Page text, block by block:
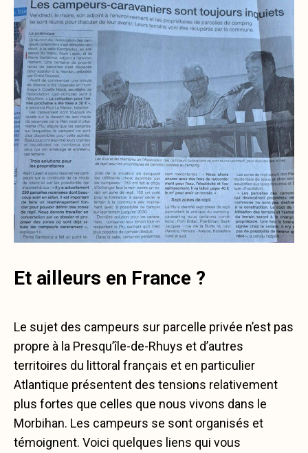
Et ailleurs en France ?
Le sujet des campeurs sur parcelle privée n’est pas
propre à la Presqu’île-de-Rhuys et d’autres
territoires du littoral français et en particulier
Atlantique présentent des tensions relativement
plus fortes que celles que nous vivons dans le
Morbihan. Les campeurs se sont organisés et
témoignent. Voici quelques liens qui vous